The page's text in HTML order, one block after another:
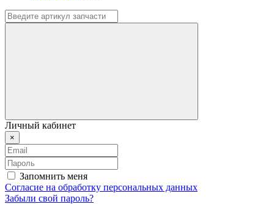
Личный кабинет
×
Запомнить меня
Согласие на обработку персональных данных
Забыли свой пароль?